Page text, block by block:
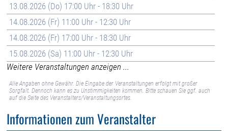
13.08.2026 (Do) 17:00 Uhr - 18:30 Uhr
14.08.2026 (Fr) 11:00 Uhr - 12:30 Uhr
14.08.2026 (Fr) 17:00 Uhr - 18:30 Uhr
15.08.2026 (Sa) 11:00 Uhr - 12:30 Uhr
Weitere Veranstaltungen anzeigen ...
Alle Angaben ohne Gewähr. Die Eingabe der Veranstaltungen erfolgt mit großer
Sorgfalt. Dennoch kann es zu Unstimmigkeiten kommen. Bitte schauen Sie ggf. auch
auf die Seite des Veranstalters/Veranstaltungsortes.
Informationen zum Veranstalter